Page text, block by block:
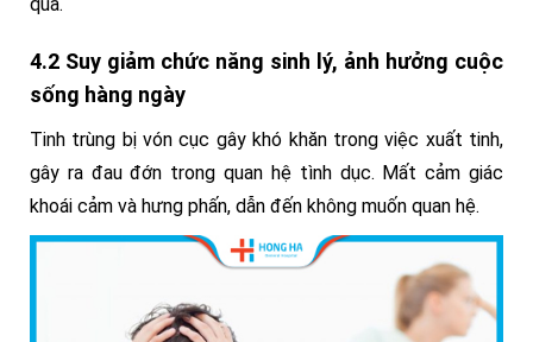
4.2 Suy giảm chức năng sinh lý, ảnh hưởng cuộc
sống hàng ngày
Tinh trùng bị vón cục gây khó khăn trong việc xuất tinh,
gây ra đau đớn trong quan hệ tình dục. Mất cảm giác
khoái cảm và hưng phấn, dẫn đến không muốn quan hệ.